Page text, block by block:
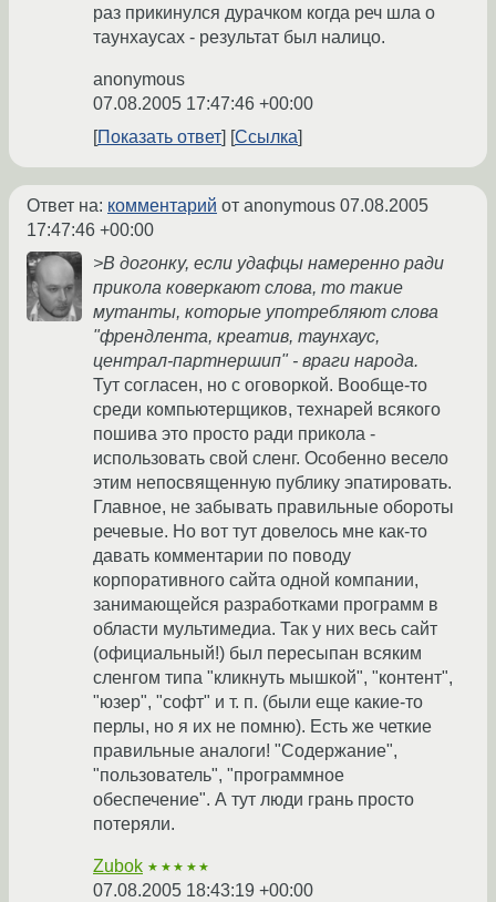
раз прикинулся дурачком когда реч шла о
таунхаусах - результат был налицо.
anonymous
07.08.2005 17:47:46 +00:00
Показать ответ
Ссылка
Ответ на: комментарий от anonymous 07.08.2005
17:47:46 +00:00
>В догонку, если удафцы намеренно ради
прикола коверкают слова, то такие
мутанты, которые употребляют слова
"френдлента, креатив, таунхаус,
централ-партнершип" - враги народа.
Тут согласен, но с оговоркой. Вообще-то
среди компьютерщиков, технарей всякого
пошива это просто ради прикола -
использовать свой сленг. Особенно весело
этим непосвященную публику эпатировать.
Главное, не забывать правильные обороты
речевые. Но вот тут довелось мне как-то
давать комментарии по поводу
корпоративного сайта одной компании,
занимающейся разработками программ в
области мультимедиа. Так у них весь сайт
(официальный!) был пересыпан всяким
сленгом типа "кликнуть мышкой", "контент",
"юзер", "софт" и т. п. (были еще какие-то
перлы, но я их не помню). Есть же четкие
правильные аналоги! "Содержание",
"пользователь", "программное
обеспечение". А тут люди грань просто
потеряли.
Zubok ★★★★★
07.08.2005 18:43:19 +00:00